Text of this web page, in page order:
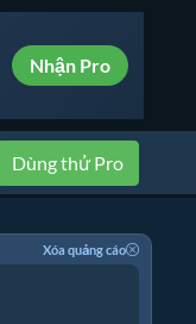
Nhận Pro
Dùng thử Pro
Xóa quảng cáo